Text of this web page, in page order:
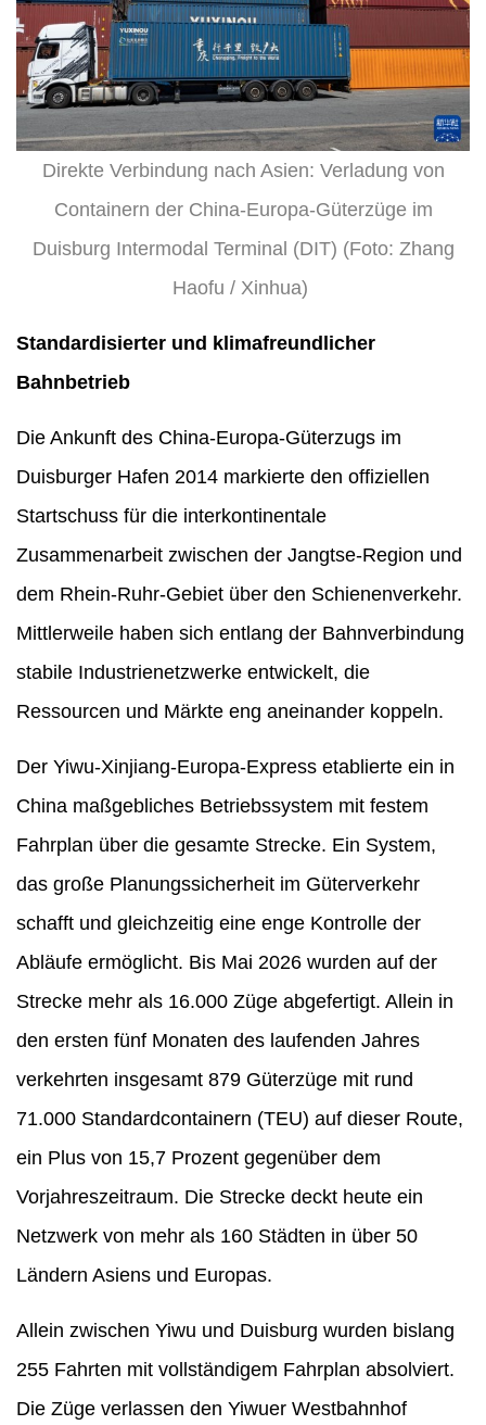
Direkte Verbindung nach Asien: Verladung von
Containern der China-Europa-Güterzüge im
Duisburg Intermodal Terminal (DIT) (Foto: Zhang
Haofu / Xinhua)
Standardisierter und klimafreundlicher
Bahnbetrieb
Die Ankunft des China-Europa-Güterzugs im
Duisburger Hafen 2014 markierte den offiziellen
Startschuss für die interkontinentale
Zusammenarbeit zwischen der Jangtse-Region und
dem Rhein-Ruhr-Gebiet über den Schienenverkehr.
Mittlerweile haben sich entlang der Bahnverbindung
stabile Industrienetzwerke entwickelt, die
Ressourcen und Märkte eng aneinander koppeln.
Der Yiwu-Xinjiang-Europa-Express etablierte ein in
China maßgebliches Betriebssystem mit festem
Fahrplan über die gesamte Strecke. Ein System,
das große Planungssicherheit im Güterverkehr
schafft und gleichzeitig eine enge Kontrolle der
Abläufe ermöglicht. Bis Mai 2026 wurden auf der
Strecke mehr als 16.000 Züge abgefertigt. Allein in
den ersten fünf Monaten des laufenden Jahres
verkehrten insgesamt 879 Güterzüge mit rund
71.000 Standardcontainern (TEU) auf dieser Route,
ein Plus von 15,7 Prozent gegenüber dem
Vorjahreszeitraum. Die Strecke deckt heute ein
Netzwerk von mehr als 160 Städten in über 50
Ländern Asiens und Europas.
Allein zwischen Yiwu und Duisburg wurden bislang
255 Fahrten mit vollständigem Fahrplan absolviert.
Die Züge verlassen den Yiwuer Westbahnhof